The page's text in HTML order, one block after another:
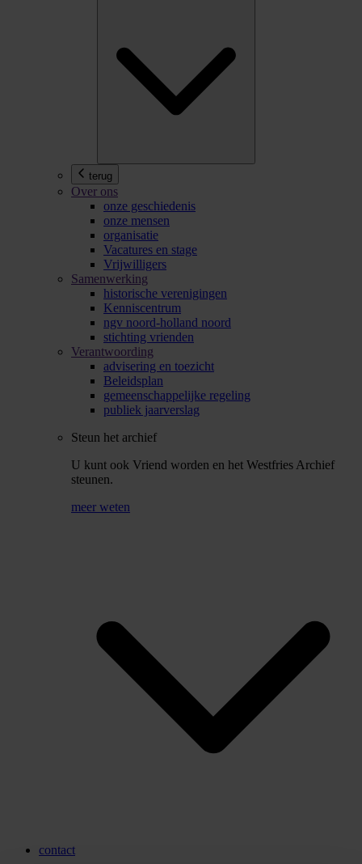
terug
Over ons
onze geschiedenis
onze mensen
organisatie
Vacatures en stage
Vrijwilligers
Samenwerking
historische verenigingen
Kenniscentrum
ngv noord-holland noord
stichting vrienden
Verantwoording
advisering en toezicht
Beleidsplan
gemeenschappelijke regeling
publiek jaarverslag
Steun het archief
U kunt ook Vriend worden en het Westfries Archief
steunen.
meer weten
contact